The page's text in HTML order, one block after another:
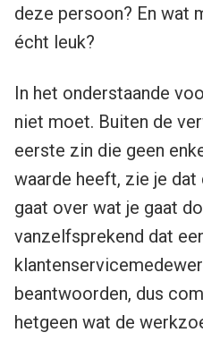
deze persoon? En wat
écht leuk?
In het onderstaande
niet moet. Buiten de
eerste zin die geen
waarde heeft, zie je
gaat over wat je gaat
vanzelfsprekend dat
beantwoorden, dus
hetgeen wat de